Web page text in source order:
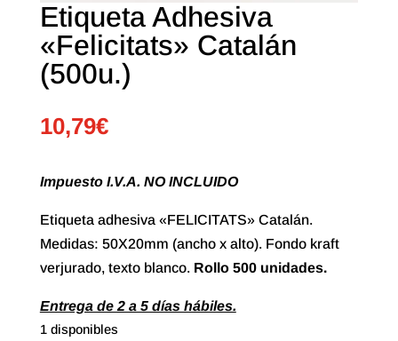
Etiqueta Adhesiva
«Felicitats» Catalán
(500u.)
10,79€
Impuesto I.V.A. NO INCLUIDO
Etiqueta adhesiva «FELICITATS» Catalán.
Medidas: 50X20mm (ancho x alto). Fondo kraft
verjurado, texto blanco.Rollo 500 unidades.
Entrega de 2 a 5 días hábiles.
1 disponibles